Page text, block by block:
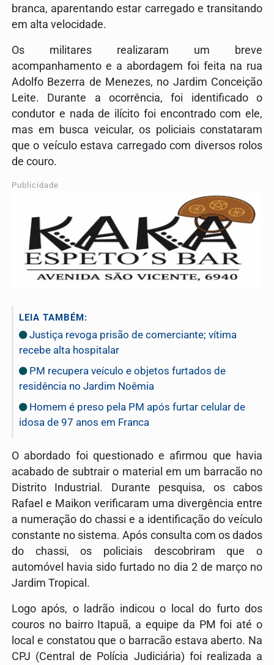
branca, aparentando estar carregado e transitando
em alta velocidade.
Os militares realizaram um breve
acompanhamento e a abordagem foi feita na rua
Adolfo Bezerra de Menezes, no Jardim Conceição
Leite. Durante a ocorrência, foi identificado o
condutor e nada de ilícito foi encontrado com ele,
mas em busca veicular, os policiais constataram
que o veículo estava carregado com diversos rolos
de couro.
Publicidade
LEIA TAMBÉM:
Justiça revoga prisão de comerciante; vítima
recebe alta hospitalar
PM recupera veículo e objetos furtados de
residência no Jardim Noêmia
Homem é preso pela PM após furtar celular de
idosa de 97 anos em Franca
O abordado foi questionado e afirmou que havia
acabado de subtrair o material em um barracão no
Distrito Industrial. Durante pesquisa, os cabos
Rafael e Maikon verificaram uma divergência entre
a numeração do chassi e a identificação do veículo
constante no sistema. Após consulta com os dados
do chassi, os policiais descobriram que o
automóvel havia sido furtado no dia 2 de março no
Jardim Tropical.
Logo após, o ladrão indicou o local do furto dos
couros no bairro Itapuã, a equipe da PM foi até o
local e constatou que o barracão estava aberto. Na
CPJ (Central de Polícia Judiciária) foi realizada a